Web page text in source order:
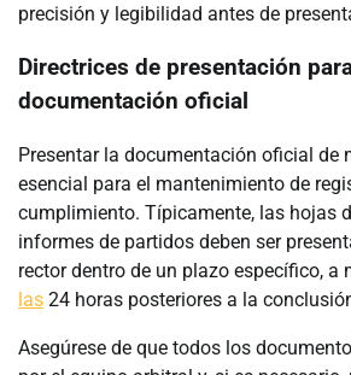
precisión y legibilidad antes de
Directrices de presentación
documentación oficial
Presentar la documentación oficial de
esencial para el mantenimiento de
cumplimiento. Típicamente, las hojas
informes de partidos deben ser
rector dentro de un plazo específico, a
las 24 horas posteriores a la
Asegúrese de que todos los